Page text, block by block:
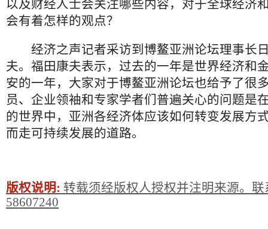
以及财经人士会关注哪些内容，对于全球经济
会有着怎样的观点？
经济之声记者采访到博鳌亚洲论坛理事长
夫。福田康夫表示，过去的一年是世界经济和
安的一年，大家对于博鳌亚洲论坛也给予了很
员、企业领袖和专家学者们普遍关心的问题是
的世界中，亚洲各经济体应该如何转变发展方
而走可持续发展的道路。
版权说明: 转载须经版权人授权并注明来源。联
58607240